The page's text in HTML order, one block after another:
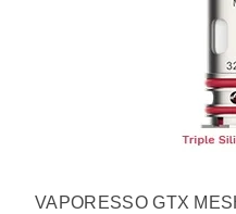
VAPORESSO GTX